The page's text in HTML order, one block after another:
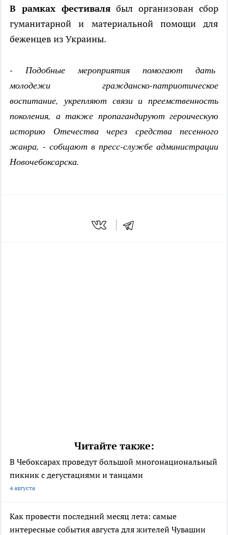
В рамках фестиваля был организован сбор
гуманитарной и материальной помощи для
беженцев из Украины.
- Подобные мероприятия помогают дать
молодежи гражданско-патриотическое
воспитание, укрепляют связи и преемственность
поколения, а также пропагандируют героическую
историю Отечества через средства песенного
жанра, - собщают в пресс-службе администрации
Новочебоксарска.
Читайте также:
В Чебоксарах проведут большой многонациональный
пикник с дегустациями и танцами
4 августа
Как провести последний месяц лета: самые
интересные события августа для жителей Чувашии